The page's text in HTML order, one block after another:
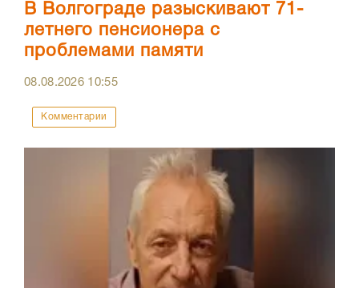
В Волгограде разыскивают 71-
летнего пенсионера с
проблемами памяти
08.08.2026 10:55
Комментарии